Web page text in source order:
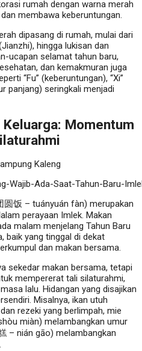
rumah dengan warna merah
membawa keberuntungan.
dipasang di rumah, mulai dari
hingga lukisan dan
ucapan selamat tahun baru,
dan kemakmuran juga
“Fu” (keberuntungan), “Xi”
panjang) seringkali menjadi
Momentum
Wajib-Ada-Saat-Tahun-Baru-
圆饭 – tuányuán fàn) merupakan
perayaan Imlek. Makan
malam menjelang Tahun Baru
baik yang tinggal di dekat
dan makan bersama.
sekedar makan bersama, tetapi
mempererat tali silaturahmi,
lalu. Hidangan yang disajikan
Misalnya, ikan utuh
rezeki yang berlimpah, mie
miàn) melambangkan umur
– nián gāo) melambangkan